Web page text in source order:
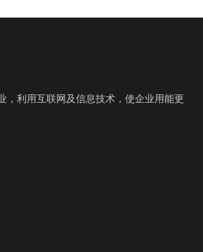
，利用互联网及信息技术，使企业用能更